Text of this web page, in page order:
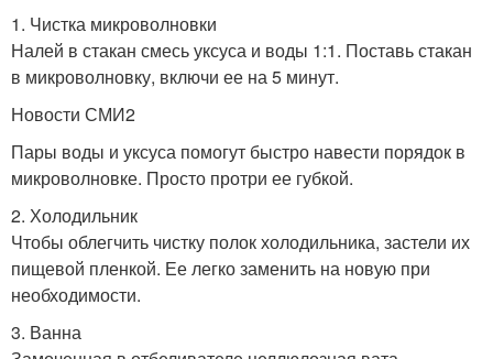
1. Чистка микроволновки
Налей в стакан смесь уксуса и воды 1:1. Поставь стакан
в микроволновку, включи ее на 5 минут.
Новости СМИ2
Пары воды и уксуса помогут быстро навести порядок в
микроволновке. Просто протри ее губкой.
2. Холодильник
Чтобы облегчить чистку полок холодильника, застели их
пищевой пленкой. Ее легко заменить на новую при
необходимости.
3. Ванна